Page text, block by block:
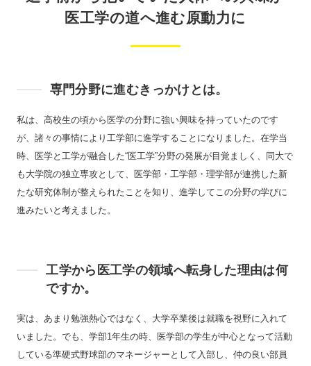
医工学の道へ進む原動力に
専門分野に進むきっかけとは。
私は、高校生の頃から医学の分野に強い興味を持っていたのです
が、諸々の事情により工学部に進学することになりました。在学当
時、医学と工学が融合した“医工学”分野の発展が目覚ましく、同大で
も大学院の独立専攻として、医学部・工学部・理学部が連携した新
たな研究体制が整えられたことを知り、進学してこの分野の学びに
進みたいと考えました。
工学から医工学の領域へ転身した理由は何
ですか。
実は、あまり勉強熱心ではなく、大学卒業後は就職を視野に入れて
いました。でも、学部1年生の時、医学部の学生が中心となって活動
している準硬式野球部のマネージャーとして入部し、仲の良い部員